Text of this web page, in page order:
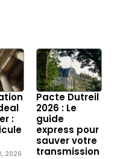
:
2026
Pacte Dutreil
2026 : Le
guide
express pour
sauver votre
transmission